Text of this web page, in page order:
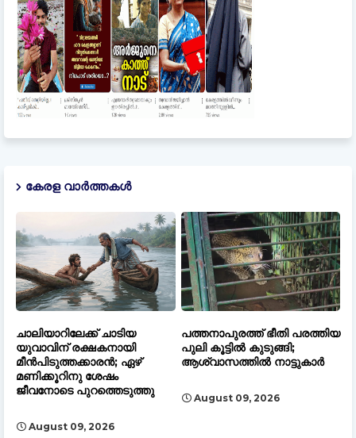
കേരള വാർത്തകൾ
ചാലിയാറിലേക്ക് ചാടിയ
യുവാവിന് രക്ഷകനായി
മീൻപിടുത്തക്കാരൻ; ഏഴ്
മണിക്കൂറിനു ശേഷം
ജീവനോടെ പുറത്തെടുത്തു
August 09, 2026
പത്തനാപുരത്ത് ഭീതി പരത്തിയ
പുലി കൂട്ടിൽ കുടുങ്ങി;
ആശ്വാസത്തിൽ നാട്ടുകാർ
August 09, 2026